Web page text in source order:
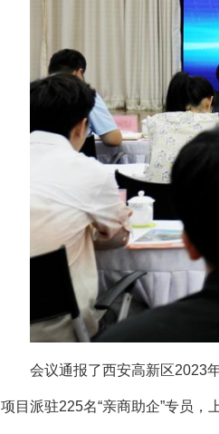
会议通报了西安高新区2023
项目派驻225名“亲商助企”专员，